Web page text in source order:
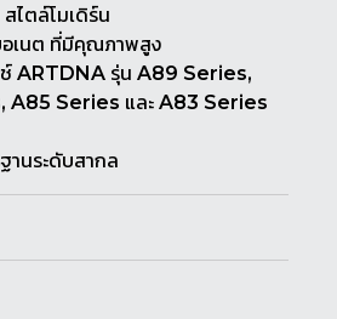
ไตล์โมเดิร์น
อเนต ที่มีคุณภาพสูง
ช์ ARTDNA รุ่น A89 Series,
A85 Series และ A83 Series
นระดับสากล